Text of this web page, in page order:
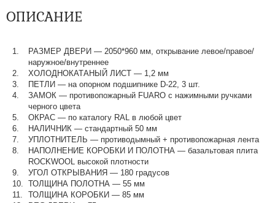
ОПИСАНИЕ
РАЗМЕР ДВЕРИ — 2050*960 мм, открывание левое/правое/
наружное/внутреннее
ХОЛОДНОКАТАНЫЙ ЛИСТ — 1,2 мм
ПЕТЛИ — на опорном подшипнике D-22, 3 шт.
ЗАМОК — противопожарный FUARO с нажимными ручками
черного цвета
ОКРАС — по каталогу RAL в любой цвет​​​​​​​
НАЛИЧНИК — стандартный 50 мм
УПЛОТНИТЕЛЬ — противодымный + противопожарная лента
НАПОЛНЕНИЕ КОРОБКИ И ПОЛОТНА — базальтовая плита
ROCKWOOL высокой плотности
УГОЛ ОТКРЫВАНИЯ — 180 градусов
ТОЛЩИНА ПОЛОТНА — 55 мм
ТОЛЩИНА КОРОБКИ — 85 мм